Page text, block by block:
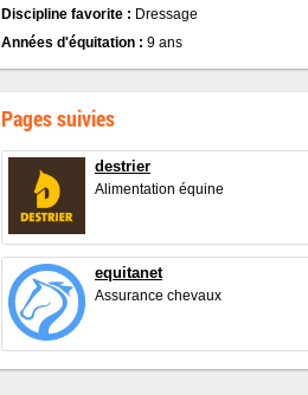
Discipline favorite : Dressage
Années d'équitation : 9 ans
Pages suivies
destrier
Alimentation équine
equitanet
Assurance chevaux